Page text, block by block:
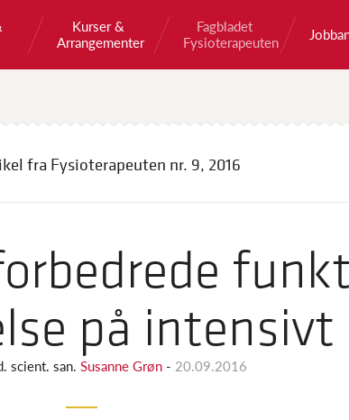
Kurser &
Arrangementer
Fagbladet
Fysioterapeuten
fra Fysioterapeuten nr. 9, 2016
på
scient. san. Susanne Grøn - 20.09.2016